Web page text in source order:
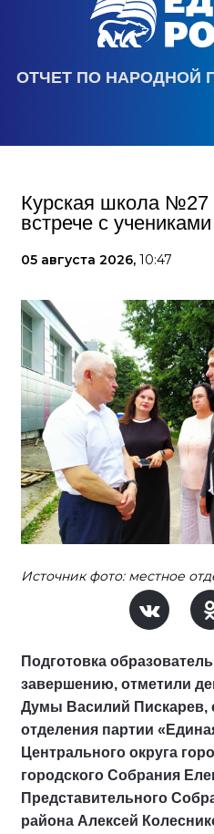
ОТЧЕТ ПО НАРОДНОЙ
Курская школа №27
встрече с учениками
05 августа 2026, 10:47
Источник фото: местное
Подготовка
завершению, отметили
Думы Василий Пискарев,
отделения партии
Центрального округа
городского Собрания
Представительного
района Алексей